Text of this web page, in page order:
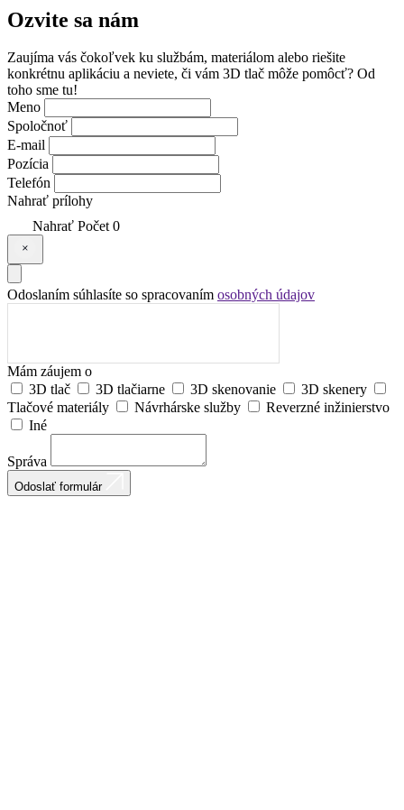
Ozvite sa nám
Zaujíma vás čokoľvek ku službám, materiálom alebo riešite
konkrétnu aplikáciu a neviete, či vám 3D tlač môže pomôcť? Od
toho sme tu!
Meno
Spoločnoť
E-mail
Pozícia
Telefón
Nahrať prílohy
Nahrať Počet0
Odoslaním súhlasíte so spracovaním osobných údajov
Mám záujem o
3D tlač
3D tlačiarne 3D skenovanie
3D skenery
Tlačové materiály
Návrhárske služby
Reverzné inžinierstvo
Iné
Správa
Odoslať formulár